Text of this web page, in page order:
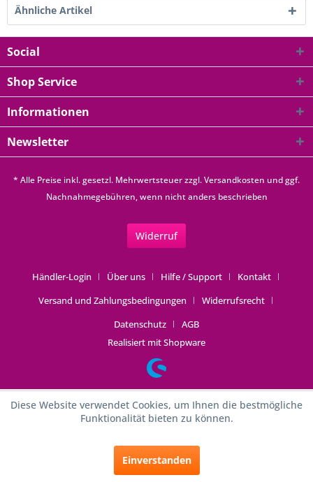
Ähnliche Artikel
Social
Shop Service
Informationen
Newsletter
* Alle Preise inkl. gesetzl. Mehrwertsteuer zzgl.Versandkosten und ggf.
Nachnahmegebühren, wenn nicht anders beschrieben
Widerruf
Händler-Login Über uns Hilfe / Support
Kontakt
Versand und Zahlungsbedingungen
Widerrufsrecht
Datenschutz
AGB
Realisiert mit Shopware
Diese Website verwendet Cookies, um Ihnen die bestmögliche
Funktionalität bieten zu können.
Einverstanden